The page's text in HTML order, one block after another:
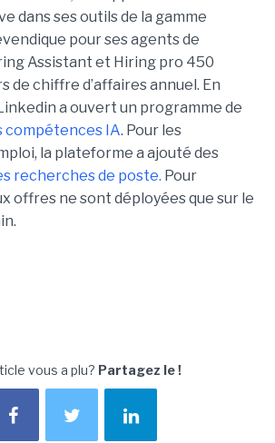
dans ses outils de la gamme
pour ses agents de
Assistant et Hiring pro 450
de chiffre d’affaires annuel. En
a ouvert un programme de
IA. Pour les
la plateforme a ajouté des
recherches de poste. Pour
offres ne sont déployées que sur le
vous a plu? Partagez le !